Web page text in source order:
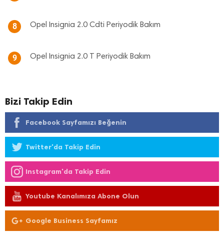
8 Opel Insignia 2.0 Cdti Periyodik Bakım
9 Opel Insignia 2.0 T Periyodik Bakım
Bizi Takip Edin
Facebook Sayfamızı Beğenin
Twitter'da Takip Edin
Instagram'da Takip Edin
Youtube Kanalımıza Abone Olun
Google Business Sayfamız